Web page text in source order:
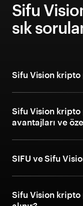
Sifu
sık
Sifu Vision
Sifu Vision
avantajları ve
SIFU ve Sifu
Sifu Vision kripto